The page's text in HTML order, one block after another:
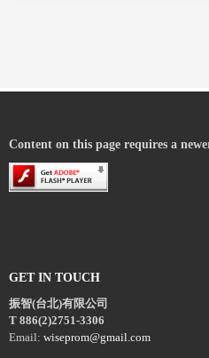
Content on this page requires a
GET IN TOUCH
振智(台北)有限公司
T 886(2)2751-3306
Email: wiseprom@gmail.com